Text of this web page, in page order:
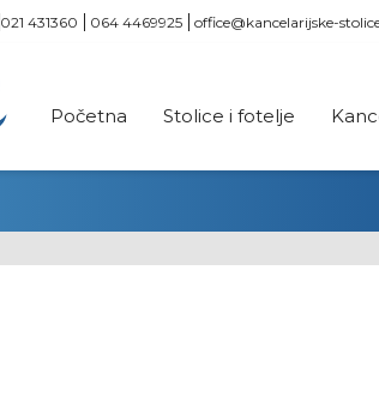
021 431360 064 4469925 office@kancelarijske-
Početna Stolice i fotelje